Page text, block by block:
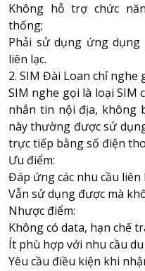
Không hỗ trợ chức
thống;
Phải sử dụng ứng
liên lạc.
2. SIM Đài Loan chỉ nghe
SIM nghe gọi là loại SIM
nhắn tin nội địa, không
này thường được sử
trực tiếp bằng số điện
Ưu điểm:
Đáp ứng các nhu cầu liên
Vẫn sử dụng được mà
Nhược điểm:
Không có data, hạn chế
Ít phù hợp với nhu cầu
Yêu cầu điều kiện khi